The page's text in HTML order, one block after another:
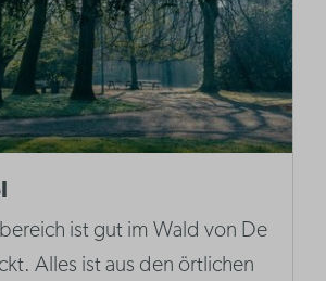
ist gut im Wald von De
Alles ist aus den örtlichen